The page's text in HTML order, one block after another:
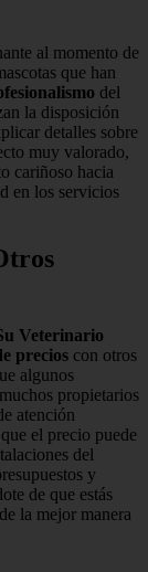
al momento de
que han
del
la disposición
detalles sobre
muy valorado,
cariñoso hacia
en los servicios
Veterinario
precios con otros
algunos
propietarios
atención
el precio puede
del
y
de que estás
la mejor manera